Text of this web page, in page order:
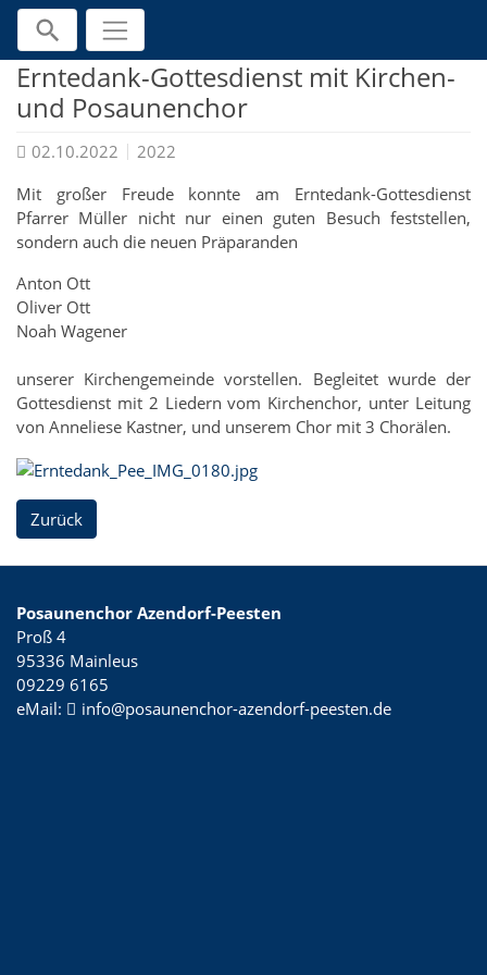
Direkt zur Hauptnavigation springen
Direkt zum Inhalt springen
Jump to sub navigation
HomeAktuelles 2022
Erntedank-Gottesdienst mit Kirchen-
und Posaunenchor
02.10.2022
2022
Mit großer Freude konnte am Erntedank-Gottesdienst
Pfarrer Müller nicht nur einen guten Besuch feststellen,
sondern auch die neuen Präparanden
Anton Ott
Oliver Ott
Noah Wagener
unserer Kirchengemeinde vorstellen. Begleitet wurde der
Gottesdienst mit 2 Liedern vom Kirchenchor, unter Leitung
von Anneliese Kastner, und unserem Chor mit 3 Chorälen.
Zurück
Posaunenchor Azendorf-Peesten
Proß 4
95336 Mainleus
09229 6165
eMail:
info@posaunenchor-azendorf-peesten.de